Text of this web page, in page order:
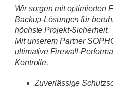
Wir sorgen mit optimierten
Backup-Lösungen für
höchste Projekt-Sicherheit.
Mit unserem Partner
ultimative Firewall-
Kontrolle.
Zuverlässige